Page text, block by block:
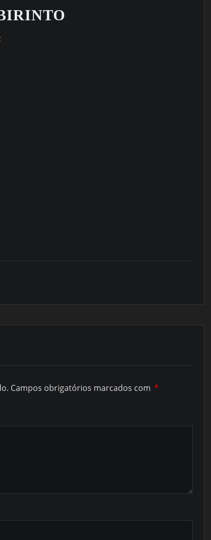
Campos obrigatórios marcados com *